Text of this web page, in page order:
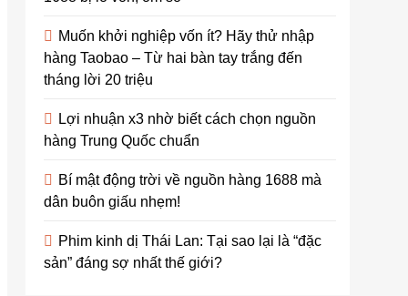
Muốn khởi nghiệp vốn ít? Hãy thử nhập
hàng Taobao – Từ hai bàn tay trắng đến
tháng lời 20 triệu
Lợi nhuận x3 nhờ biết cách chọn nguồn
hàng Trung Quốc chuẩn
Bí mật động trời về nguồn hàng 1688 mà
dân buôn giấu nhẹm!
Phim kinh dị Thái Lan: Tại sao lại là “đặc
sản” đáng sợ nhất thế giới?